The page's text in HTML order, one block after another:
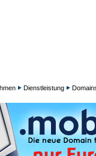
Dienstleistung